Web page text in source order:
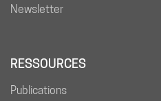
Newsletter
RESSOURCES
Publications